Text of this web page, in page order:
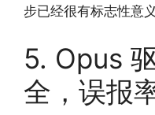
步已经很有标志性意义
5. Opus
全，误报